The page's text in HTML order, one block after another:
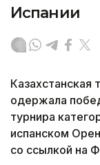
Испании
Казахстанская
одержала
турнира
испанском
со ссылкой на